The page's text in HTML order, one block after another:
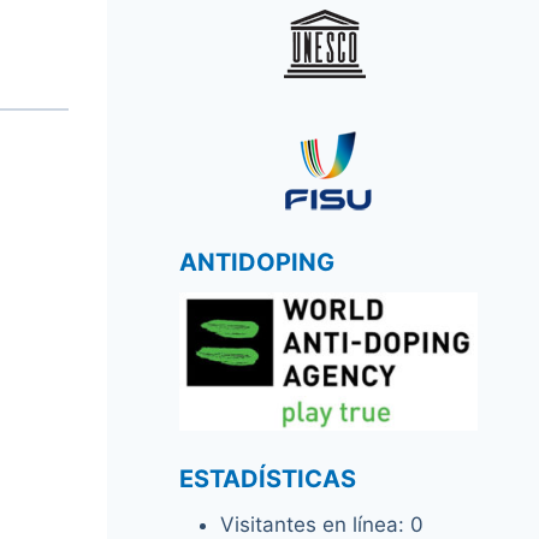
ANTIDOPING
ESTADÍSTICAS
Visitantes en línea: 0